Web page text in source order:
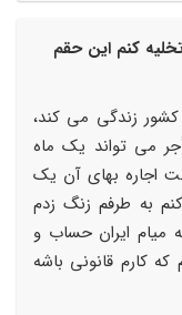
کنم این حقم
زندگی می کند،
می تواند یک ماه
اجاره بهای آن یک
به طرفم زنگ زدم
میام ایران حساب و
کارم قانونی باشه